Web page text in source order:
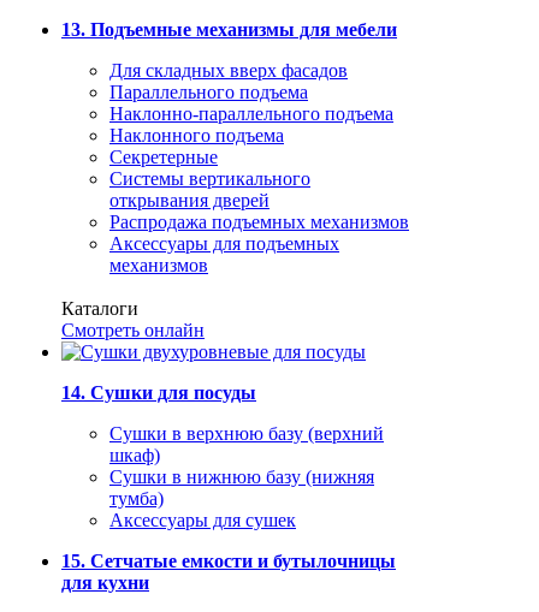
13. Подъемные механизмы для мебели
Для складных вверх фасадов
Параллельного подъема
Наклонно-параллельного подъема
Наклонного подъема
Секретерные
Системы вертикального
открывания дверей
Распродажа подъемных механизмов
Аксессуары для подъемных
механизмов
Каталоги
Смотреть онлайн
14. Сушки для посуды
Сушки в верхнюю базу (верхний
шкаф)
Сушки в нижнюю базу (нижняя
тумба)
Аксессуары для сушек
15. Сетчатые емкости и бутылочницы
для кухни